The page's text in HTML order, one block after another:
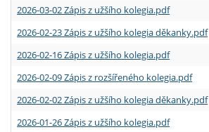
2026-03-02 Zápis z užšího kolegia.pdf
2026-02-23 Zápis z užšího kolegia děkanky.pdf
2026-02-16 Zápis z užšího kolegia.pdf
2026-02-09 Zápis z rozšířeného kolegia.pdf
2026-02-02 Zápis z užšího kolegia děkanky.pdf
2026-01-26 Zápis z užšího kolegia.pdf